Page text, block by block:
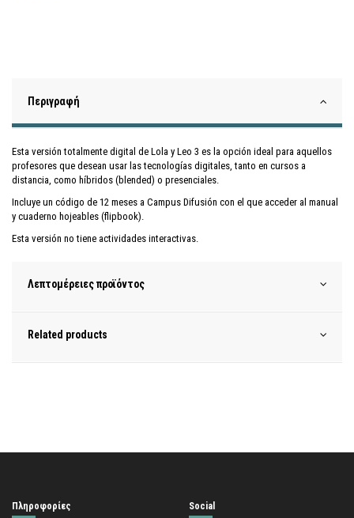
Περιγραφή
Esta versión totalmente digital de Lola y Leo 3 es la opción ideal para aquellos
profesores que desean usar las tecnologías digitales, tanto en cursos a
distancia, como híbridos (blended) o presenciales.
Incluye un código de 12 meses a Campus Difusión con el que acceder al manual
y cuaderno hojeables (flipbook).
Esta versión no tiene actividades interactivas.
Λεπτομέρειες προϊόντος
Related products
Πληροφορίες Social